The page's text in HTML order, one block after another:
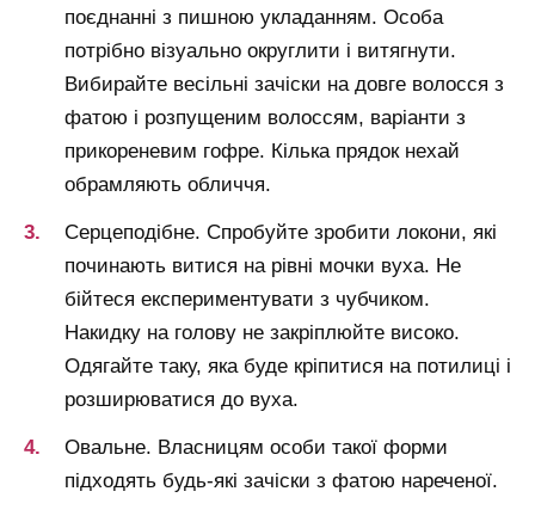
поєднанні з пишною укладанням. Особа
потрібно візуально округлити і витягнути.
Вибирайте весільні зачіски на довге волосся з
фатою і розпущеним волоссям, варіанти з
прикореневим гофре. Кілька прядок нехай
обрамляють обличчя.
Серцеподібне. Спробуйте зробити локони, які
починають витися на рівні мочки вуха. Не
бійтеся експериментувати з чубчиком.
Накидку на голову не закріплюйте високо.
Одягайте таку, яка буде кріпитися на потилиці і
розширюватися до вуха.
Овальне. Власницям особи такої форми
підходять будь-які зачіски з фатою нареченої.